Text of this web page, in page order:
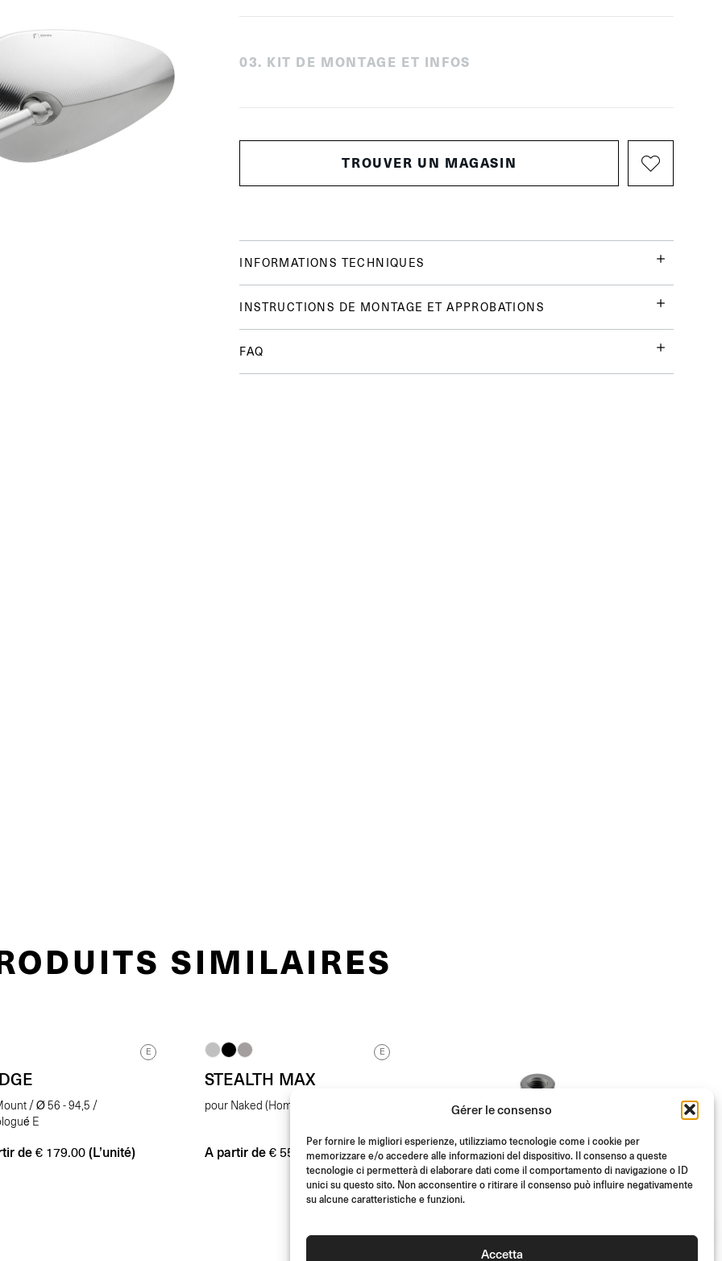
Gérer le consenso
Per fornire le migliori esperienze, utilizziamo tecnologie come i cookie per
memorizzare e/o accedere alle informazioni del dispositivo. Il consenso a queste
tecnologie ci permetterà di elaborare dati come il comportamento di navigazione o ID
unici su questo sito. Non acconsentire o ritirare il consenso può influire negativamente
su alcune caratteristiche e funzioni.
Accetta
03. KIT DE MONTAGE ET INFOS
TROUVER UN MAGASIN
INFORMATIONS TECHNIQUES
INSTRUCTIONS DE MONTAGE ET APPROBATIONS
FAQ
SIMILAIRES
E
/ Ø 56 - 94,5 /
E
de € 179.00 (L’unité)
E
STEALTH MAX
pour Naked (Homologué E)
A partir de € 559.00 (Paire)